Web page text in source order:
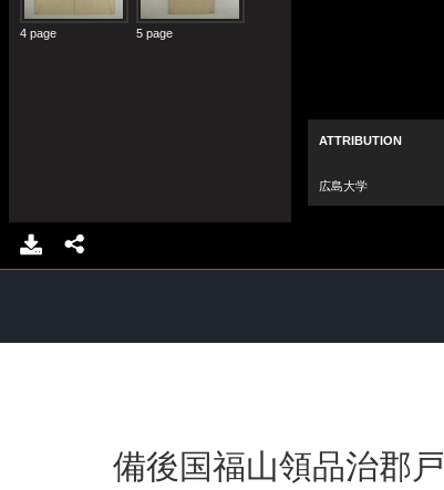
備後国福山領品治郡